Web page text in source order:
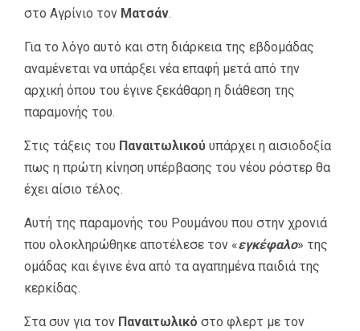
στο Αγρίνιο τον Ματσάν.
Για το λόγο αυτό και στη διάρκεια της εβδομάδας
αναμένεται να υπάρξει νέα επαφή μετά από την
αρχική όπου του έγινε ξεκάθαρη η διάθεση της
παραμονής του.
Στις τάξεις του Παναιτωλικού υπάρχει η αισιοδοξία
πως η πρώτη κίνηση υπέρβασης του νέου ρόστερ θα
έχει αίσιο τέλος.
Αυτή της παραμονής του Ρουμάνου που στην χρονιά
που ολοκληρώθηκε αποτέλεσε τον «εγκέφαλο» της
ομάδας και έγινε ένα από τα αγαπημένα παιδιά της
κερκίδας.
Στα συν για τον Παναιτωλικό στο φλερτ με τον